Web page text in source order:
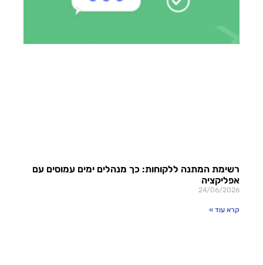
רשימת המתנה ללקוחות: כך מנהלים ימים עמוסים עם
אפליקציה
24/06/2026
קרא עוד »